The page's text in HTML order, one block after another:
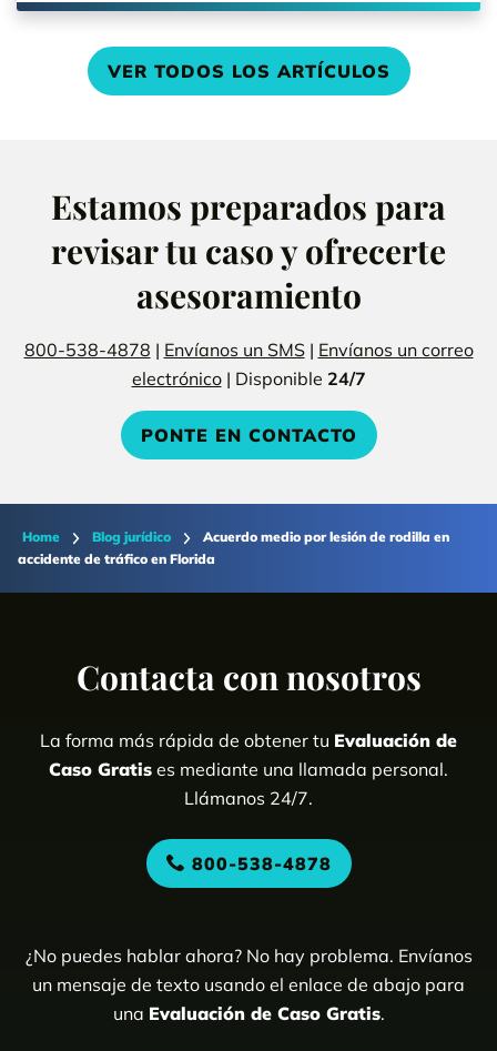
VER TODOS LOS ARTÍCULOS
Estamos preparados para
revisar tu caso y ofrecerte
asesoramiento
800-538-4878 | Envíanos un SMS| Envíanos un correo
electrónico| Disponible 24/7
PONTE EN CONTACTO
Home Blog jurídico
Acuerdo medio por lesión de rodilla en
accidente de tráfico en Florida
Contacta con nosotros
La forma más rápida de obtener tu Evaluación de
Caso Gratis es mediante una llamada personal.
Llámanos 24/7.
800-538-4878
¿No puedes hablar ahora? No hay problema. Envíanos
un mensaje de texto usando el enlace de abajo para
una Evaluación de Caso Gratis.